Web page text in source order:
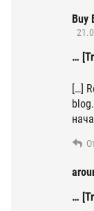
Buy
…
[…]
…